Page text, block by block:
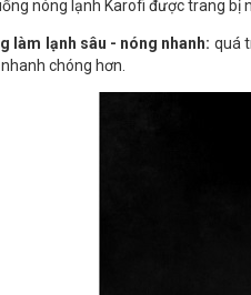
nóng lạnh Karofi được trang bị
làm lạnh sâu - nóng nhanh: quá
chóng hơn.